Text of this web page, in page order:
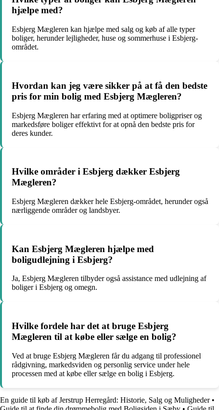
hjælpe med?
Esbjerg Mægleren kan hjælpe med salg og køb af alle typer
boliger, herunder lejligheder, huse og sommerhuse i Esbjerg-
området.
Hvordan kan jeg være sikker på at få den bedste
pris for min bolig med Esbjerg Mægleren?
Esbjerg Mægleren har erfaring med at optimere boligpriser og
markedsføre boliger effektivt for at opnå den bedste pris for
deres kunder.
Hvilke områder i Esbjerg dækker Esbjerg
Mægleren?
Esbjerg Mægleren dækker hele Esbjerg-området, herunder også
nærliggende områder og landsbyer.
Kan Esbjerg Mægleren hjælpe med
boligudlejning i Esbjerg?
Ja, Esbjerg Mægleren tilbyder også assistance med udlejning af
boliger i Esbjerg og omegn.
Hvilke fordele har det at bruge Esbjerg
Mægleren til at købe eller sælge en bolig?
Ved at bruge Esbjerg Mægleren får du adgang til professionel
rådgivning, markedsviden og personlig service under hele
processen med at købe eller sælge en bolig i Esbjerg.
En guide til køb af Jerstrup Herregård: Historie, Salg og Muligheder•